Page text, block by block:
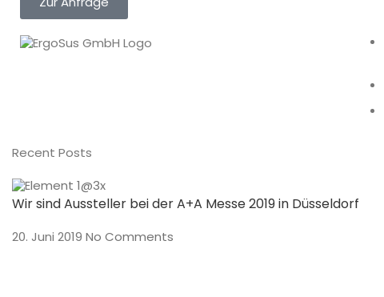
Recent Posts
Wir sind Aussteller bei der A+A Messe 2019 in Düsseldorf
20. Juni 2019 No Comments